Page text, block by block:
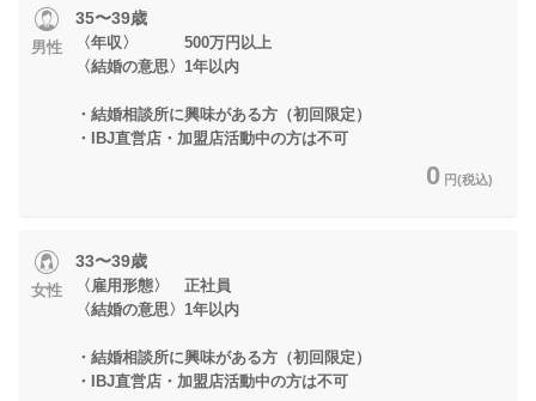
男性
35〜39歳
〈年収〉 500万円以上
〈結婚の意思〉1年以内
・結婚相談所に興味がある方（初回限定）
・IBJ直営店・加盟店活動中の方は不可
0 円(税込)
女性
33〜39歳
〈雇用形態〉 正社員
〈結婚の意思〉1年以内
・結婚相談所に興味がある方（初回限定）
・IBJ直営店・加盟店活動中の方は不可